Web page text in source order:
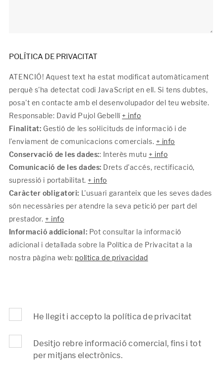
POLÍTICA DE PRIVACITAT
ATENCIÓ! Aquest text ha estat modificat automàticament
perquè s'ha detectat codi JavaScript en ell. Si tens dubtes,
posa't en contacte amb el desenvolupador del teu website.
Responsable: David Pujol Gebellí + info
Finalitat: Gestió de les sol·licituds de informació i de
l'enviament de comunicacions comercials. + info
Conservació de les dades:: Interès mutu + info
Comunicació de les dades: Drets d'accés, rectificació,
supressió i portabilitat. + info
Caràcter obligatori: L'usuari garanteix que les seves dades
són necessàries per atendre la seva petició per part del
prestador. + info
Informació addicional: Pot consultar la informació
adicional i detallada sobre la Política de Privacitat a la
nostra pàgina web: política de privacidad
He llegit i accepto la política de privacitat
Desitjo rebre informació comercial, fins i tot
per mitjans electrònics.